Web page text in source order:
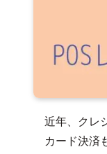
近年、クレ
カード決済